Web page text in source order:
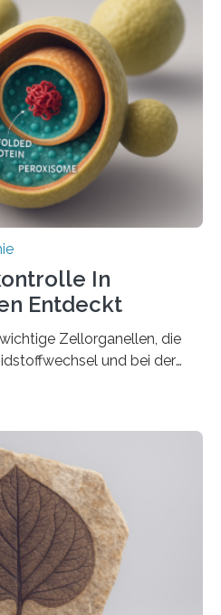
In
Entdeckt
Zellorganellen, die
und bei der
Enzyme präzise in
um Prof. Dr. Ralf Erdmann
hat nun einen bislang
des
in der Bäckerhefe
entdeckt, der für die
entscheidend ist. Die
2025 in der